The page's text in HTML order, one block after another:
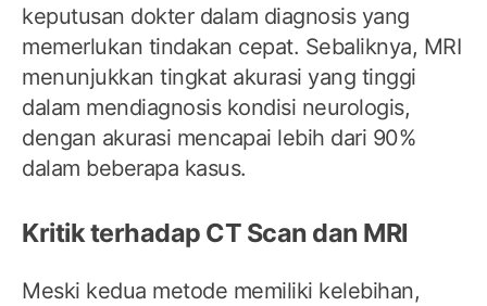
keputusan dokter dalam diagnosis yang
memerlukan tindakan cepat. Sebaliknya, MRI
menunjukkan tingkat akurasi yang tinggi
dalam mendiagnosis kondisi neurologis,
dengan akurasi mencapai lebih dari 90%
dalam beberapa kasus.
Kritik terhadap CT Scan dan MRI
Meski kedua metode memiliki kelebihan,